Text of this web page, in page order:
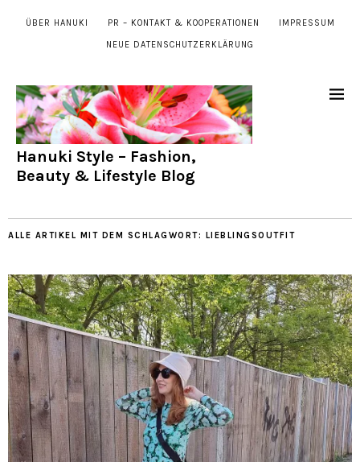
ÜBER HANUKI PR – KONTAKT & KOOPERATIONEN IMPRESSUM
NEUE DATENSCHUTZERKLÄRUNG
Hanuki Style – Fashion,
Beauty & Lifestyle Blog
ALLE ARTIKEL MIT DEM SCHLAGWORT: LIEBLINGSOUTFIT